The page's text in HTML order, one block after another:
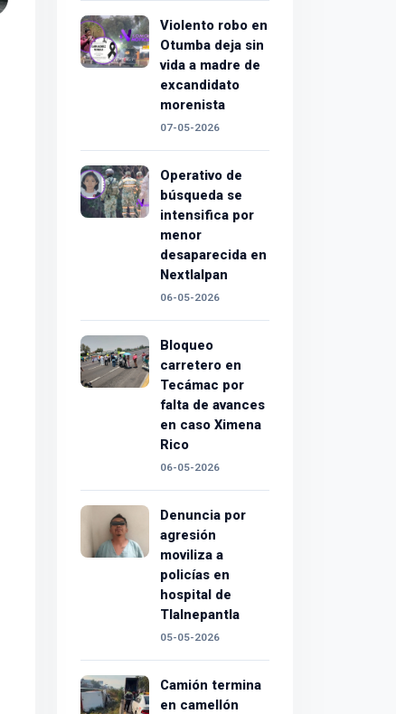
Violento robo en
Otumba deja sin
vida a madre de
excandidato
morenista
07-05-2026
Operativo de
búsqueda se
intensifica por
menor
desaparecida en
Nextlalpan
06-05-2026
Bloqueo
carretero en
Tecámac por
falta de avances
en caso Ximena
Rico
06-05-2026
Denuncia por
agresión
moviliza a
policías en
hospital de
Tlalnepantla
05-05-2026
Camión termina
en camellón